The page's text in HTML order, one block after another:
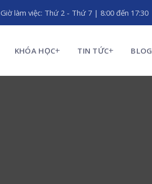
Giờ làm việc: Thứ 2 - Thứ 7 | 8:00 đến 17:30
KHÓA HỌC TIN TỨC BLOG